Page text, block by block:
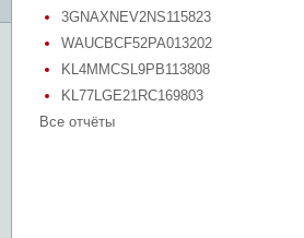
3GNAXNEV2NS115823
WAUCBCF52PA013202
KL4MMCSL9PB113808
KL77LGE21RC169803
Все отчёты